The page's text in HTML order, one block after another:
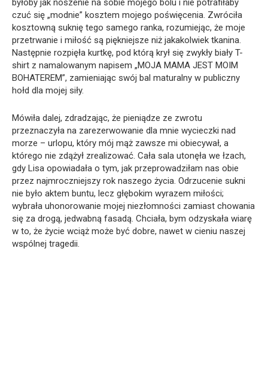
byłoby jak noszenie na sobie mojego bólu i nie potrafiłaby
czuć się „modnie” kosztem mojego poświęcenia. Zwróciła
kosztowną suknię tego samego ranka, rozumiejąc, że moje
przetrwanie i miłość są piękniejsze niż jakakolwiek tkanina.
Następnie rozpięła kurtkę, pod którą krył się zwykły biały T-
shirt z namalowanym napisem „MOJA MAMA JEST MOIM
BOHATEREM”, zamieniając swój bal maturalny w publiczny
hołd dla mojej siły.
Mówiła dalej, zdradzając, że pieniądze ze zwrotu
przeznaczyła na zarezerwowanie dla mnie wycieczki nad
morze – urlopu, który mój mąż zawsze mi obiecywał, a
którego nie zdążył zrealizować. Cała sala utonęła we łzach,
gdy Lisa opowiadała o tym, jak przeprowadziłam nas obie
przez najmroczniejszy rok naszego życia. Odrzucenie sukni
nie było aktem buntu, lecz głębokim wyrazem miłości;
wybrała uhonorowanie mojej niezłomności zamiast chowania
się za drogą, jedwabną fasadą. Chciała, bym odzyskała wiarę
w to, że życie wciąż może być dobre, nawet w cieniu naszej
wspólnej tragedii.